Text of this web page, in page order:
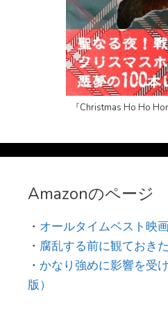
『Christmas Ho Ho
Amazonのページ
・ オールタイムベスト映
・ 腐乱する前に観ておき
・ かなり強めに影響を受
版）